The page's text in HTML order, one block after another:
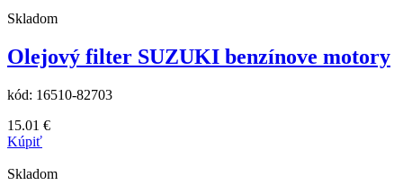
Skladom
Olejový filter SUZUKI benzínove motory
kód: 16510-82703
15.01 €
Kúpiť
Skladom